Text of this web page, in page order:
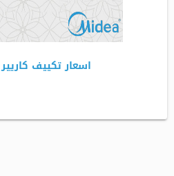
اسعار تكييف كاريير